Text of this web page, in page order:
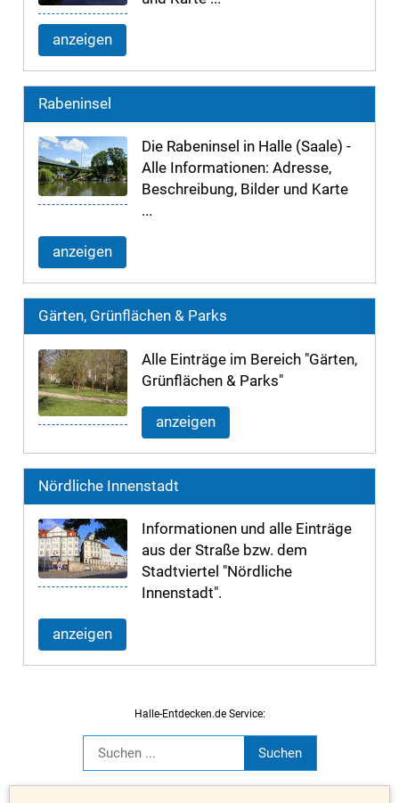
anzeigen
Rabeninsel
Die Rabeninsel in Halle (Saale) -
Alle Informationen: Adresse,
Beschreibung, Bilder und Karte
...
anzeigen
Gärten, Grünflächen & Parks
Alle Einträge im Bereich "Gärten,
Grünflächen & Parks"
anzeigen
Nördliche Innenstadt
Informationen und alle Einträge
aus der Straße bzw. dem
Stadtviertel "Nördliche
Innenstadt".
anzeigen
Halle-Entdecken.de Service: